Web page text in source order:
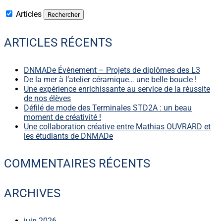
Articles
ARTICLES RÉCENTS
DNMADe Évènement – Projets de diplômes des L3
De la mer à l’atelier céramique… une belle boucle !
Une expérience enrichissante au service de la réussite
de nos élèves
Défilé de mode des Terminales STD2A : un beau
moment de créativité !
Une collaboration créative entre Mathias OUVRARD et
les étudiants de DNMADe
COMMENTAIRES RÉCENTS
ARCHIVES